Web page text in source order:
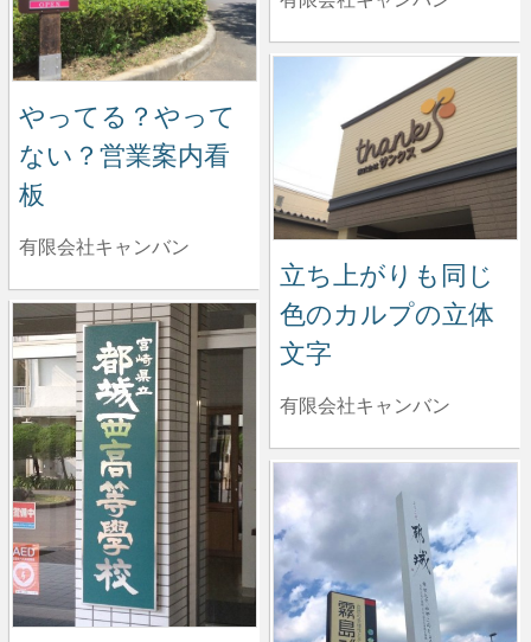
やってる？やって
ない？営業案内看
板
有限会社キャンバン
立ち上がりも同じ
色のカルプの立体
文字
有限会社キャンバン